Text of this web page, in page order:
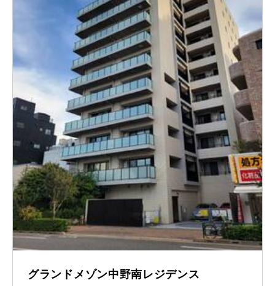
グランドメゾン中野南レジデンス